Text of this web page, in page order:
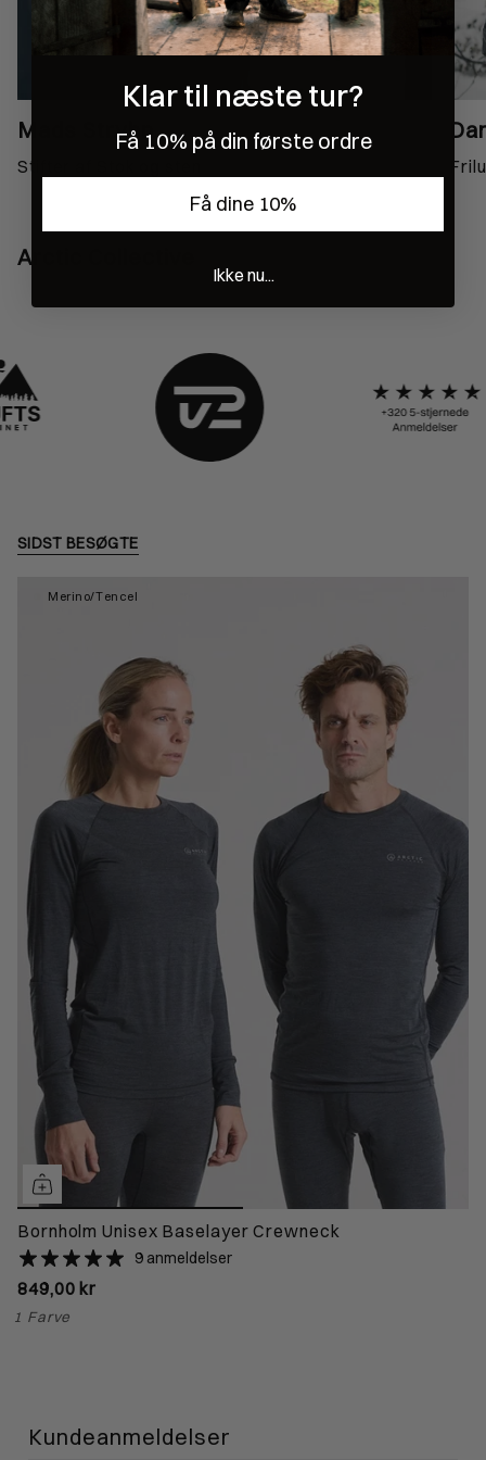
Mads Stryhn
Stifter af Stok og sten
Arctic Collective
SIDST BESØGTE
Merino/Tencel
Bornholm Unisex Baselayer Crewneck
9 anmeldelser
849,00 kr
1 Farve
Kundeanmeldelser
Klar til næste tur?
Få 10% på din første ordre
Få dine 10%
Ikke nu...